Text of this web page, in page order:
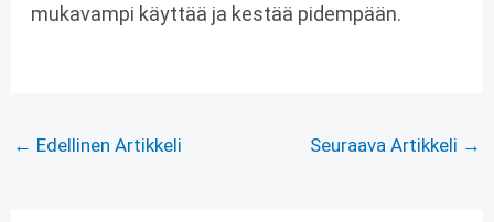
mukavampi käyttää ja kestää pidempään.
← Edellinen Artikkeli Seuraava Artikkeli →